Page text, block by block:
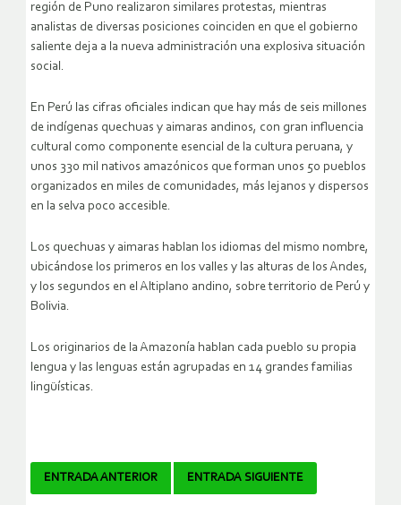
región de Puno realizaron similares protestas, mientras
analistas de diversas posiciones coinciden en que el gobierno
saliente deja a la nueva administración una explosiva situación
social.
En Perú las cifras oficiales indican que hay más de seis millones
de indígenas quechuas y aimaras andinos, con gran influencia
cultural como componente esencial de la cultura peruana, y
unos 330 mil nativos amazónicos que forman unos 50 pueblos
organizados en miles de comunidades, más lejanos y dispersos
en la selva poco accesible.
Los quechuas y aimaras hablan los idiomas del mismo nombre,
ubicándose los primeros en los valles y las alturas de los Andes,
y los segundos en el Altiplano andino, sobre territorio de Perú y
Bolivia.
Los originarios de la Amazonía hablan cada pueblo su propia
lengua y las lenguas están agrupadas en 14 grandes familias
lingüísticas.
Navegador
ENTRADA ANTERIOR ENTRADA SIGUIENTE